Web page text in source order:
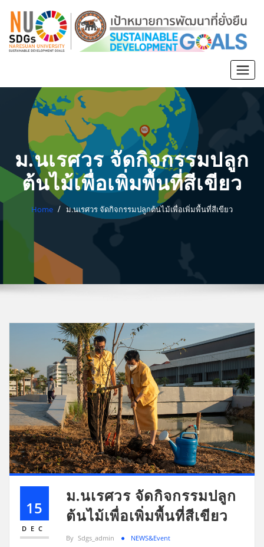
ม.นเรศวร จัดกิจกรรมปลูก
ต้นไม้เพื่อเพิ่มพื้นที่สีเขียว
Home ม.นเรศวร จัดกิจกรรมปลูกต้นไม้เพื่อเพิ่มพื้นที่สีเขียว
15
DEC
ม.นเรศวร จัดกิจกรรมปลูก
ต้นไม้เพื่อเพิ่มพื้นที่สีเขียว
By Sdgs_admin NEWS&Event